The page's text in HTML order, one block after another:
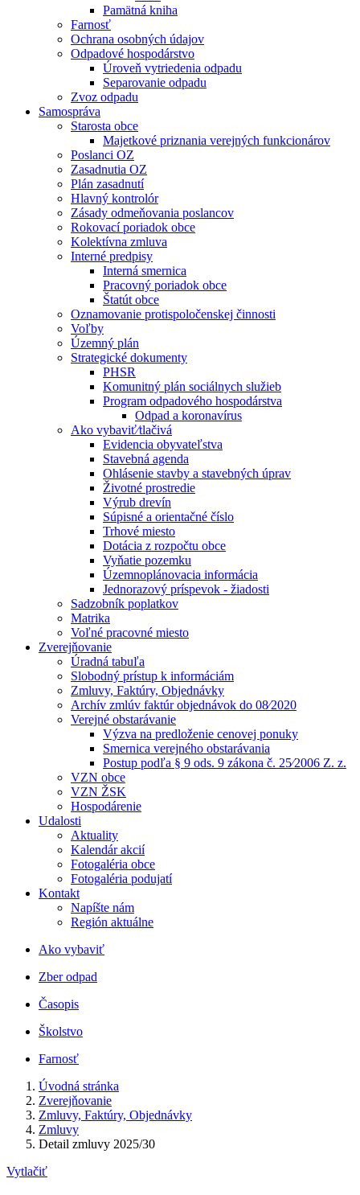
Pamätná kniha
Farnosť
Ochrana osobných údajov
Odpadové hospodárstvo
Úroveň vytriedenia odpadu
Separovanie odpadu
Zvoz odpadu
Samospráva
Starosta obce
Majetkové priznania verejných funkcionárov
Poslanci OZ
Zasadnutia OZ
Plán zasadnutí
Hlavný kontrolór
Zásady odmeňovania poslancov
Rokovací poriadok obce
Kolektívna zmluva
Interné predpisy
Interná smernica
Pracovný poriadok obce
Štatút obce
Oznamovanie protispoločenskej činnosti
Voľby
Územný plán
Strategické dokumenty
PHSR
Komunitný plán sociálnych služieb
Program odpadového hospodárstva
Odpad a koronavírus
Ako vybaviť⁄tlačivá
Evidencia obyvateľstva
Stavebná agenda
Ohlásenie stavby a stavebných úprav
Životné prostredie
Výrub drevín
Súpisné a orientačné číslo
Trhové miesto
Dotácia z rozpočtu obce
Vyňatie pozemku
Územnoplánovacia informácia
Jednorazový príspevok - žiadosti
Sadzobník poplatkov
Matrika
Voľné pracovné miesto
Zverejňovanie
Úradná tabuľa
Slobodný prístup k informáciám
Zmluvy, Faktúry, Objednávky
Archív zmlúv faktúr objednávok do 08⁄2020
Verejné obstarávanie
Výzva na predloženie cenovej ponuky
Smernica verejného obstarávania
Postup podľa § 9 ods. 9 zákona č. 25⁄2006 Z. z.
VZN obce
VZN ŽSK
Hospodárenie
Udalosti
Aktuality
Kalendár akcií
Fotogaléria obce
Fotogaléria podujatí
Kontakt
Napíšte nám
Región aktuálne
Ako vybaviť
Zber odpad
Časopis
Školstvo
Farnosť
Úvodná stránka
Zverejňovanie
Zmluvy, Faktúry, Objednávky
Zmluvy
Detail zmluvy 2025/30
Vytlačiť